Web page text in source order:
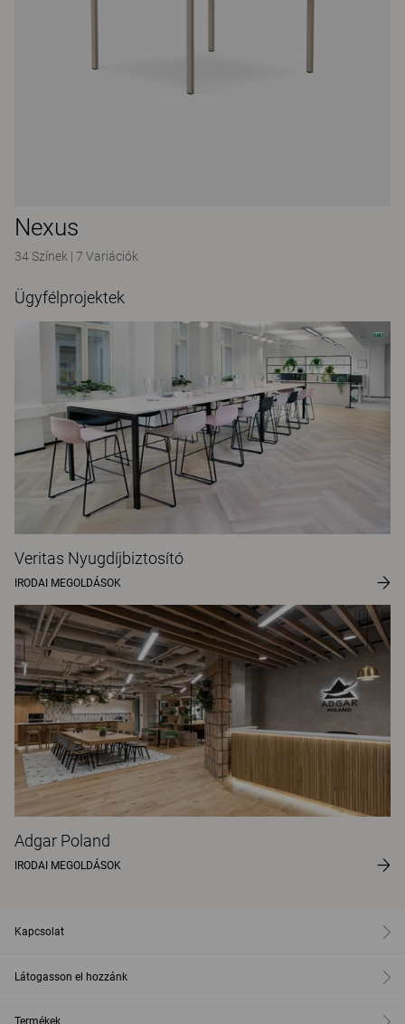
Nexus
34 Színek | 7 Variációk
Ügyfélprojektek
Veritas Nyugdíjbiztosító
IRODAI MEGOLDÁSOK
Adgar Poland
IRODAI MEGOLDÁSOK
Kapcsolat
Látogasson el hozzánk